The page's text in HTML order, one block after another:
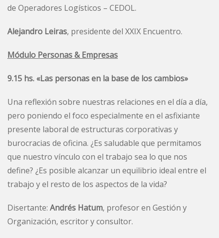
de Operadores Logísticos – CEDOL.
Alejandro Leiras, presidente del XXIX Encuentro.
Módulo Personas & Empresas
9.15 hs. «Las personas en la base de los cambios»
Una reflexión sobre nuestras relaciones en el día a día,
pero poniendo el foco especialmente en el asfixiante
presente laboral de estructuras corporativas y
burocracias de oficina. ¿Es saludable que permitamos
que nuestro vínculo con el trabajo sea lo que nos
define? ¿Es posible alcanzar un equilibrio ideal entre el
trabajo y el resto de los aspectos de la vida?
Disertante: Andrés Hatum, profesor en Gestión y
Organización, escritor y consultor.